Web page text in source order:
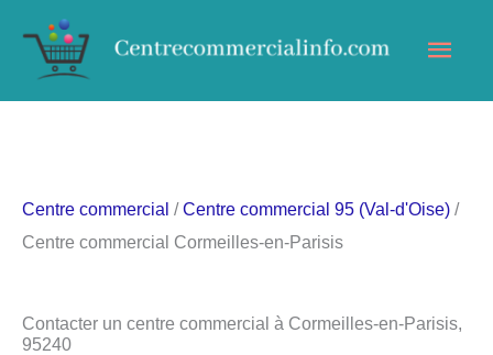
contenu
Centre commercial /Centre commercial 95 (Val-d'Oise) /
Centre commercial Cormeilles-en-Parisis
Contacter un centre commercial à Cormeilles-en-Parisis,
95240